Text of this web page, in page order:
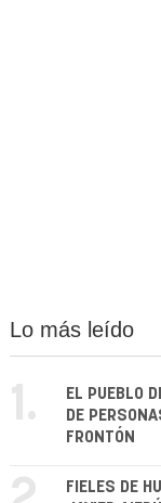
Lo más leído
1.
EL PUEBLO
DE
FRONTÓN
FIELES DE